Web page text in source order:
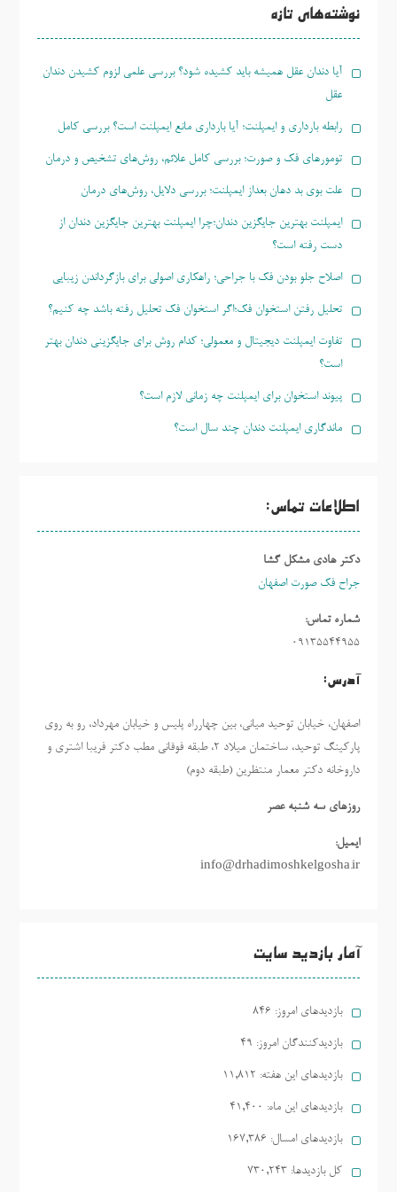
نوشته‌های تازه
آیا دندان عقل همیشه باید کشیده شود؟ بررسی علمی لزوم کشیدن دندان
عقل
رابطه بارداری و ایمپلنت؛ آیا بارداری مانع ایمپلنت است؟ بررسی کامل
تومورهای فک و صورت؛ بررسی کامل علائم، روش‌های تشخیص و درمان
علت بوی بد دهان بعداز ایمپلنت؛ بررسی دلایل، روش‌های درمان
ایمپلنت بهترین جایگزین دندان؛چرا ایمپلنت بهترین جایگزین دندان از
دست رفته است؟
اصلاح جلو بودن فک با جراحی؛ راهکاری اصولی برای بازگرداندن زیبایی
تحلیل رفتن استخوان فک؛اگر استخوان فک تحلیل رفته باشد چه کنیم؟
تفاوت ایمپلنت دیجیتال و معمولی؛ کدام روش برای جایگزینی دندان بهتر
است؟
پیوند استخوان برای ایمپلنت چه زمانی لازم است؟
ماندگاری ایمپلنت دندان چند سال است؟
اطلاعات تماس:
دکتر هادی مشکل گشا
جراح فک صورت اصفهان
شماره تماس:
09135544955
آدرس:
اصفهان، خیابان توحید میانی، بین چهارراه پلیس و خیابان مهرداد، رو به روی
پارکینگ توحید، ساختمان میلاد ٢، طبقه فوقانی مطب دکتر فریبا اشتری و
داروخانه دکتر معمار منتظرین (طبقه دوم)
روزهاي سه شنبه عصر
ایمیل:
info@drhadimoshkelgosha.ir
آمار بازدید سایت
بازدیدهای امروز: 846
بازدیدکنندگان امروز: 49
بازدیدهای این هفته: 11,812
بازدیدهای این ماه: 41,400
بازدیدهای امسال: 167,386
کل بازدیدها: 730,243